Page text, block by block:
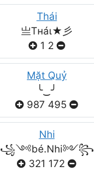
Thái
亗Tнáι★彡
1 2
Mặt Quỷ
╰‿╯
987 495
Nhi
꧁༺bé.Nhi༻꧂
321 172